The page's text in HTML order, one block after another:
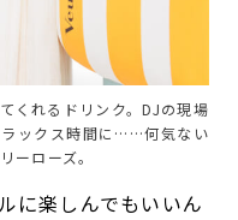
くれるドリンク。DJの現場
ラックス時間に……何気ない
ーローズ。
に楽しんでもいいん